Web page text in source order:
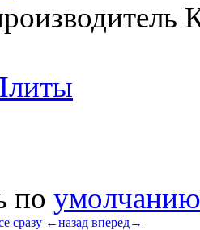
по умолчанию
сразу ←назад вперед→